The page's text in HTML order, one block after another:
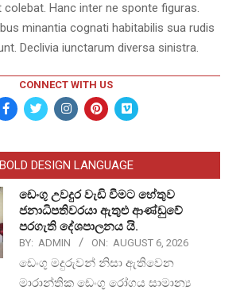
Hanc inter ne sponte figuras.
minantia cognati habitabilis sua rudis
Declivia iunctarum diversa sinistra.
CONNECT WITH US
BOLD DESIGN LANGUAGE
ඩෙංගු උවදුර වැඩි වීමට හේතුව
ජනාධිපතිවරයා ඇතුළු ආණ්ඩුවේ
පරගැති දේශපාලනය යි.
BY: ADMIN ON: AUGUST 6, 2026
ඩෙංගු මදුරුවන් නිසා ඇතිවෙන
මාරාන්තික ඩෙංගු රෝගය සාමාන්‍ය